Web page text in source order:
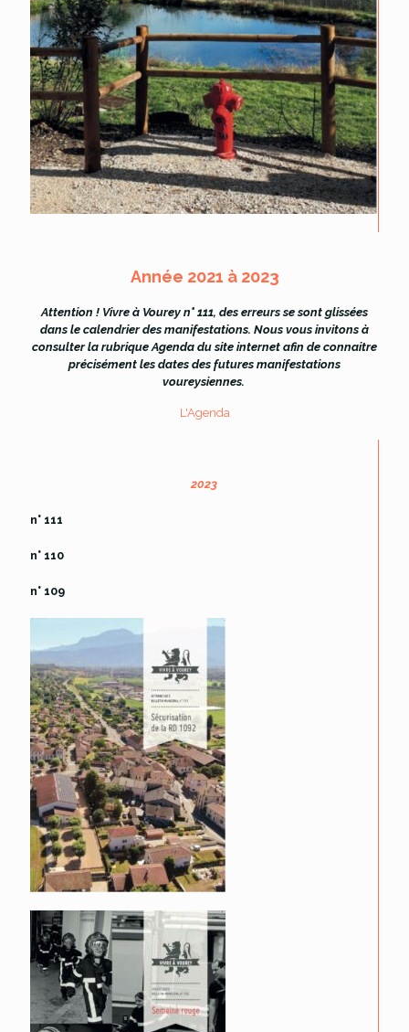
Année 2021 à 2023
Attention ! Vivre à Vourey n° 111, des erreurs se sont glissées
dans le calendrier des manifestations. Nous vous invitons à
consulter la rubrique Agenda du site internet afin de connaitre
précisément les dates des futures manifestations
voureysiennes.
L'Agenda
2023
n° 111
n° 110
n° 109